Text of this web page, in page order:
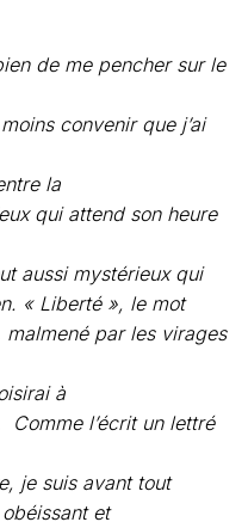
de me pencher sur le
convenir que j’ai
la
qui attend son heure
aussi mystérieux qui
« Liberté », le mot
par les virages
à
Comme l’écrit un lettré
je suis avant tout
et